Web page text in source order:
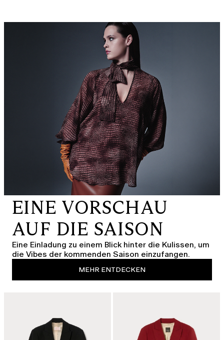
EINE VORSCHAU
AUF DIE SAISON
Eine Einladung zu einem Blick hinter die Kulissen, um
die Vibes der kommenden Saison einzufangen.
MEHR ENTDECKEN